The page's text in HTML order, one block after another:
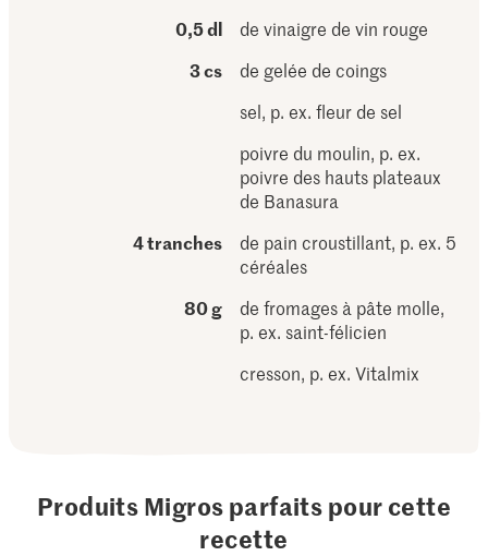
0,5 dl
de vinaigre de vin rouge
3 cs
de gelée de coings
sel, p. ex. fleur de sel
poivre du moulin, p. ex.
poivre des hauts plateaux
de Banasura
4 tranches
de pain croustillant, p. ex. 5
céréales
80 g
de fromages à pâte molle,
p. ex. saint-félicien
cresson, p. ex. Vitalmix
Produits Migros parfaits pour cette
recette